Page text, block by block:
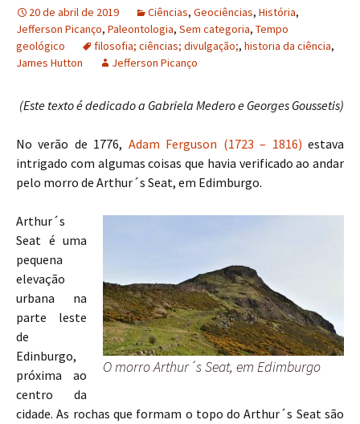
20 de abril de 2019 Ciências, Geociências, História,
Jefferson Picanço, Paleontologia, Sem categoria, Tempo
geológico
filosofia; ciências; divulgação;, historia da ciência,
James Hutton
Jefferson Picanço
(Este texto é dedicado a Gabriela Medero e Georges Goussetis)
No verão de 1776, Adam Ferguson (1723 – 1816) estava
intrigado com algumas coisas que havia verificado ao andar
pelo morro de Arthur´s Seat, em Edimburgo.
O morro Arthur´s Seat, em Edimburgo
Arthur´s
Seat é uma
pequena
elevação
urbana na
parte leste
de
Edinburgo,
próxima ao
centro da
cidade. As rochas que formam o topo do Arthur´s Seat são